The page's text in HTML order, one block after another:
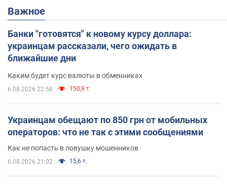
Важное
Банки "готовятся" к новому курсу доллара:
украинцам рассказали, чего ожидать в
ближайшие дни
Каким будет курс валюты в обменниках
6.08.2026 22:58 150,9 т.
Украинцам обещают по 850 грн от мобильных
операторов: что не так с этими сообщениями
Как не попасть в ловушку мошенников
6.08.2026 21:02 15,6 т.